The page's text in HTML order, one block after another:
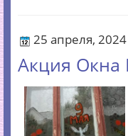
25 апреля, 2024
Акция Окна